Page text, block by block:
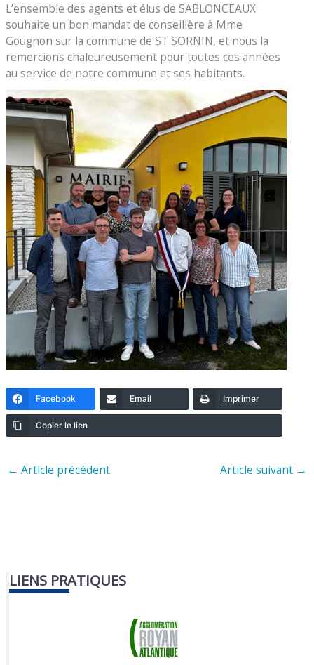
L’ensemble des agents et élus de SABLONCEAUX
souhaite un bon mandat de conseillère à Mme
Gougnon sur la commune de ST SORNIN, et nous la
remercions chaleureusement pour toutes ces années
au service de notre commune et ses habitants.
Facebook Email Imprimer
Copier le lien
← Article précédent Article suivant →
LIENS PRATIQUES